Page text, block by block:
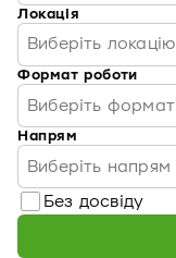
Локація
Виберіть локацію
Формат роботи
Виберіть формат
Напрям
Виберіть напрям
Без досвіду